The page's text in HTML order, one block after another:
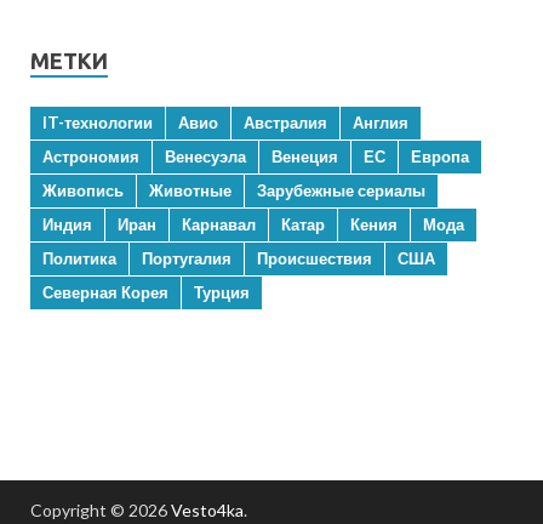
МЕТКИ
IT-технологии Авио Австралия
Англия
Астрономия
Венесуэла Венеция ЕС
Европа
Живопись
Животные
Зарубежные сериалы
Индия
Иран Карнавал Катар Кения
Мода
Политика
Португалия Происшествия
США
Северная Корея
Турция
Copyright © 2026Vesto4ka.